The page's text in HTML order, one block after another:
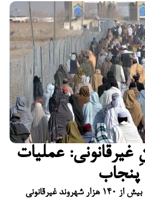
غیرقانونی: عملیات
پنجاب
بر اساس اعلام وزارت داخله پنجاب، بیش از ۱۴۰ هزار شهروند غیرقانونی